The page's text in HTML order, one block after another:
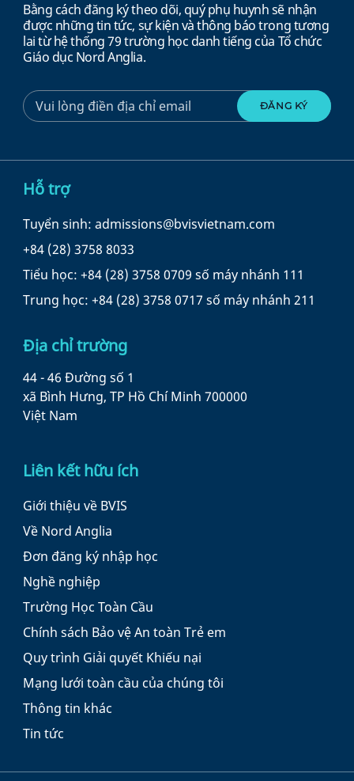
Bằng cách đăng ký theo dõi, quý phụ huynh sẽ nhận
được những tin tức, sự kiện và thông báo trong tương
lai từ hệ thống 79 trường học danh tiếng của Tổ chức
Giáo dục Nord Anglia.
Hỗ trợ
Tuyển sinh: admissions@bvisvietnam.com
+84 (28) 3758 8033
Tiểu học: +84 (28) 3758 0709 số máy nhánh 111
Trung học: +84 (28) 3758 0717 số máy nhánh 211
Địa chỉ trường
44 - 46 Đường số 1
xã Bình Hưng, TP Hồ Chí Minh 700000
Việt Nam
Liên kết hữu ích
Giới thiệu về BVIS
Về Nord Anglia
Đơn đăng ký nhập học
Nghề nghiệp
Trường Học Toàn Cầu
Chính sách Bảo vệ An toàn Trẻ em
Quy trình Giải quyết Khiếu nại
Mạng lưới toàn cầu của chúng tôi
Thông tin khác
Tin tức